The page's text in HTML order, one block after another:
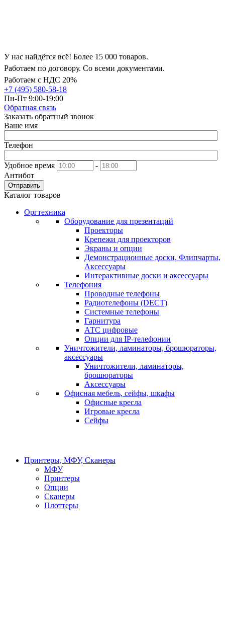
У нас найдётся всё! Более 15 000 товаров.
Работаем по договору. Со всеми документами.
Работаем с НДС 20%
+7 (495) 580-58-18
Пн-Пт 9:00-19:00
Обратная связь
Заказать обратный звонок
Ваше имя
Телефон
Удобное время
-
Антибот
Отправить
Каталог товаров
Оргтехника
Оборудование для презентаций
Проекторы
Крепежи для проекторов
Экраны и опции
Демонстрационные доски, Флипчарты,
Аксессуары
Интерактивные доски и аксессуары
Телефония
Проводные телефоны
Радиотелефоны (DECT)
Системные телефоны
Гарнитура
АТС цифровые
Опции для IP-телефонии
Уничтожители, ламинаторы, брошюраторы,
аксессуары
Уничтожители, ламинаторы,
брошюраторы
Аксессуары
Офисная мебель, сейфы, шкафы
Офисные кресла
Игровые кресла
Сейфы
Принтеры, МФУ, Сканеры
МФУ
Принтеры
Опции
Сканеры
Плоттеры